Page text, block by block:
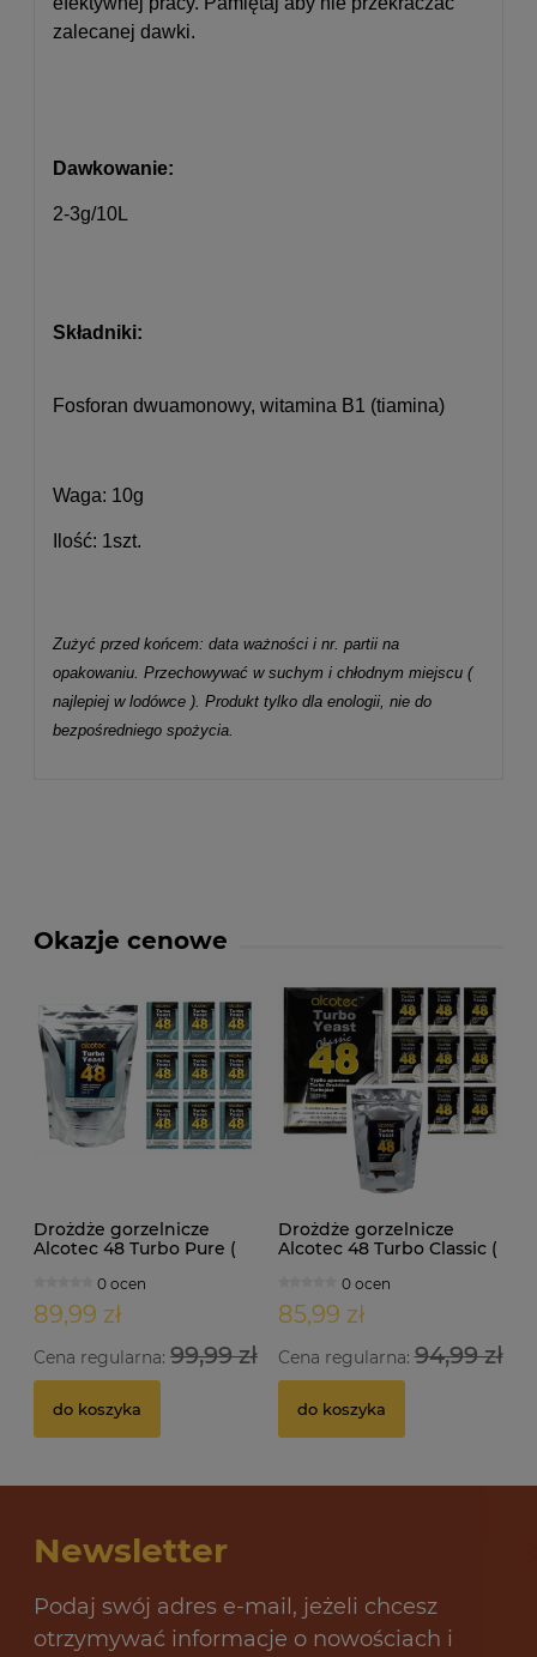
zalecanej dawki.
Dawkowanie:
2-3g/10L
Składniki:
Fosforan dwuamonowy, witamina B1 (tiamina)
Waga: 10g
Ilość: 1szt.
Zużyć przed końcem: data ważności i nr. partii na
opakowaniu. Przechowywać w suchym i chłodnym miejscu (
najlepiej w lodówce ). Produkt tylko dla enologii, nie do
bezpośredniego spożycia.
Okazje cenowe
Drożdże gorzelnicze
Alcotec 48 Turbo Pure (
0 ocen
89,99 zł
Cena regularna: 99,99 zł
do koszyka
Drożdże gorzelnicze
Alcotec 48 Turbo Classic (
0 ocen
85,99 zł
Cena regularna:94,99 zł
do koszyka
Newsletter
Podaj swój adres e-mail, jeżeli chcesz
otrzymywać informacje o nowościach i